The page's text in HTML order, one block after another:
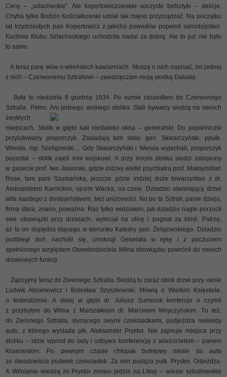
Ceny – „szlacheckie”. Ale kopertowiczowskie soczyste befsztyki – delicje.
Chyba tylko Bodzio Kościałkowski umiał tak mięso przyrządzać. Na początku
lat trzydziestych pan Kopertowicz z jakichś powodów popełnił samobójstwo.
Kuchnia Klubu Szlacheckiego uchodziła nadal za dobrą. Ale to już nie było
to samo.
A teraz parę słów o wileńskich kawiarniach. Muszę o nich napisać, bo jednej
z nich – Czerwonemu Sztrallowi – zawdzięczam moją słodką Dalusię.
Była to niedziela 8 grudnia 1934. Po sumie zaszedłem do Czerwonego
Sztralla. Pełno. Ani jednego wolnego stolika. Stali bywalcy siedzą na swoich
zwykłych
miejscach. Stolik w głębi sali niedaleko okna – generalski. Do popielniczki
przylutowany proporczyk. Zasiadają tam stale: gen. Skwarczyński, ppułk.
Wenda, mjr. Szeligowski… Gdy Skwarczyński i Wenda wyjechali, proporczyk
pozostał – stolik zajeli inni wojskowi. A przy innym stoliku siedzi zatopiony
w gazecie prof. Iwo Jaworski, gdzie indziej wielki psychiatra prof. Maksymilian
Rose, tam pani Szumańska, jeszcze gdzie indziej duże towarzystwo z dr.
Aleksandrem Karnickim, ojcem Wacka, na czele. Dziadzio otwierający drzwi
wita każdego z dostojeństwem, bez uniżoności. No bo to Sztrall, panie dzieju,
firma stara, znana, poważna. Raz tylko widziałem, jak dziadzio nagle porzucił
swe obowiązki przy drzwiach, wyleciał na ulicę i pognał za kimś. Patrzę,
aż to on dopędza idącego w kierunku Katedry gen. Żeligowskiego. Dziadzio
podbiegł doń, nachylił się, cmoknął Generała w rękę i z poczuciem
spełnionego względem Oswobodziciela Wilna obowiązku powrócił do swoich
drzwiowych funkcji.
Zajrzyjmy teraz do Zielonego Sztralla. Siedzą tu zaraz obok drzwi przy oknie
Ludwik Abramowicz i Bolesław Szyszkowski. Mówią o Wielkim Księstwie,
o federalizmie. A dalej w głębi dr. Juliusz Sumorok konferuje o czymś
z przybyłym do Wilna z Marszałkiem dr. Marcinem Woyczyńskim. Tu też,
do Zielonego Sztralla, słynącego swymi czekoladkami, podjeżdża niekiedy
auto, z którego wysiada płk. Aleksander Prystor. Nie zajmuje miejsca przy
stoliku – idzie wprost do lady i odbywa konferencję z właścicielem – panem
Krasowskim. Po pewnym czasie chłopak bufetowy niesie do auta
ze dwadzieścia pudełek czekoladek. Za nim podąża pułk. Prystor. Odjeżdża.
A Wilnianie wiedzą że Prystor znowu jedzie na Litwę – wiezie sztrallowskie